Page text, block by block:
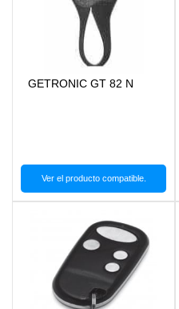
GETRONIC GT 82 N
Ver el producto compatible.